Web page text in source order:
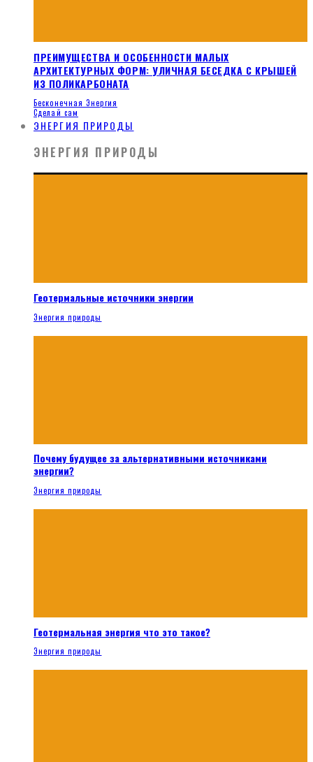
ПРЕИМУЩЕСТВА И ОСОБЕННОСТИ МАЛЫХ
АРХИТЕКТУРНЫХ ФОРМ: УЛИЧНАЯ БЕСЕДКА С КРЫШЕЙ
ИЗ ПОЛИКАРБОНАТА
Бесконечная Энергия
Сделай сам
ЭНЕРГИЯ ПРИРОДЫ
ЭНЕРГИЯ ПРИРОДЫ
Геотермальные источники энергии
Энергия природы
Почему будущее за альтернативными источниками
энергии?
Энергия природы
Геотермальная энергия что это такое?
Энергия природы